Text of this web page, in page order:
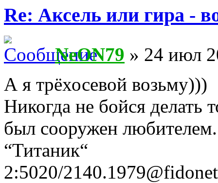
Re: Аксель или гира -
NeON79 » 24 июл
А я трёхосевой возьму)))
Никогда не бойся делать
был сооружен
“Титаник“
2:5020/2140.1979@fidonet